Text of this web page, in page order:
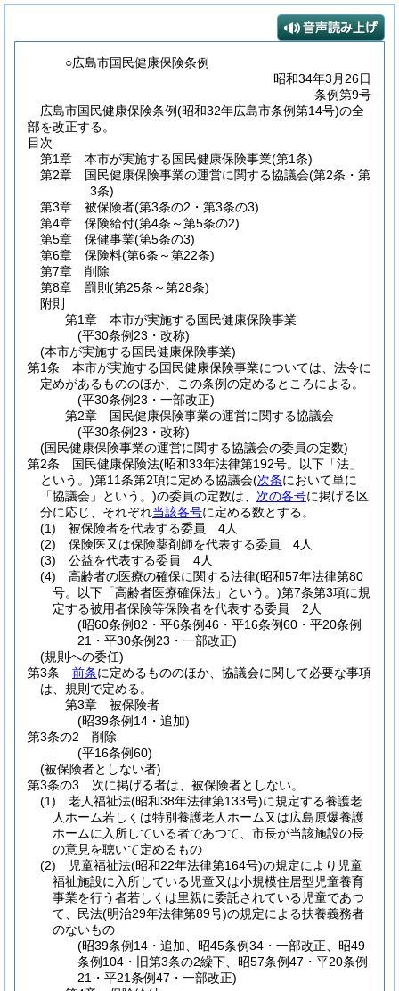
○広島市国民健康保険条例
昭和34年3月26日
条例第9号
広島市国民健康保険条例(昭和32年広島市条例第14号)の全
部を改正する。
目次
第1章
本市が実施する国民健康保険事業(第1条)
第2章
国民健康保険事業の運営に関する協議会(第2条・第
3条)
第3章
被保険者(第3条の2・第3条の3)
第4章
保険給付(第4条～第5条の2)
第5章
保健事業(第5条の3)
第6章
保険料(第6条～第22条)
第7章
削除
第8章
罰則 (第25条～第28条)
附則
第1章
本市が実施する国民健康保険事業
(平30条例23・改称)
(本市が実施する国民健康保険事業)
第1条
本市が実施する国民健康保険事業については、法令に
定めがあるもののほか、この条例の定めるところによる。
(平30条例23・一部改正)
第2章
国民健康保険事業の運営に関する協議会
(平30条例23・改称)
(国民健康保険事業の運営に関する協議会の委員の定数)
第2条
国民健康保険法(昭和33年法律第192号。以下「法」
という。)第11条第2項に定める協議会(次条において単に
「協議会」という。)の委員の定数は、 次の各号に掲げる区
分に応じ、それぞれ当該各号に定める数とする。
(1)
被保険者を代表する委員 4人
(2)
保険医又は保険薬剤師を代表する委員 4人
(3)
公益を代表する委員 4人
(4)
高齢者の医療の確保に関する法律(昭和57年法律第80
号。以下「高齢者医療確保法」という。)第7条第3項に規
定する被用者保険等保険者を代表する委員 2人
(昭60条例82・平6条例46・平16条例60・平20条例
21・平30条例23・一部改正)
(規則への委任)
第3条
前条に定めるもののほか、協議会に関して必要な事項
は、規則で定める。
第3章
被保険者
(昭39条例14・追加)
第3条の2
削除
(平16条例60)
(被保険者としない者)
第3条の3
次に掲げる者は、被保険者としない。
(1)
老人福祉法(昭和38年法律第133号)に規定する養護老
人ホーム若しくは特別養護老人ホーム又は広島原爆養護
ホームに入所している者であつて、市長が当該施設の長
の意見を聴いて定めるもの
(2)
児童福祉法(昭和22年法律第164号)の規定により児童
福祉施設に入所している児童又は小規模住居型児童養育
事業を行う者若しくは里親に委託されている児童であつ
て、民法(明治29年法律第89号)の規定による扶養義務者
のないもの
(昭39条例14・追加、昭45条例34・一部改正、昭49
条例104・旧第3条の2繰下、昭57条例47・平20条例
21・平21条例47・一部改正)